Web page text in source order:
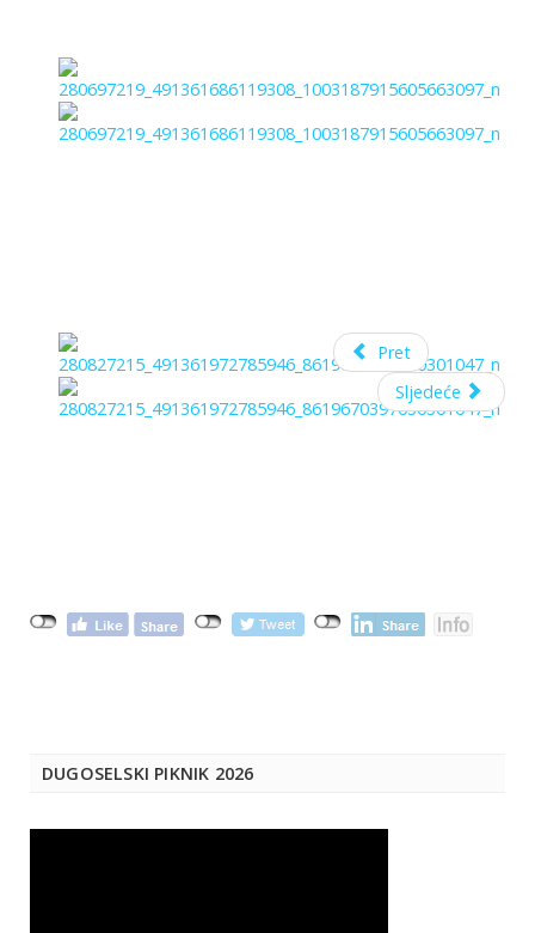
Pret
Sljedeće
DUGOSELSKI PIKNIK 2026